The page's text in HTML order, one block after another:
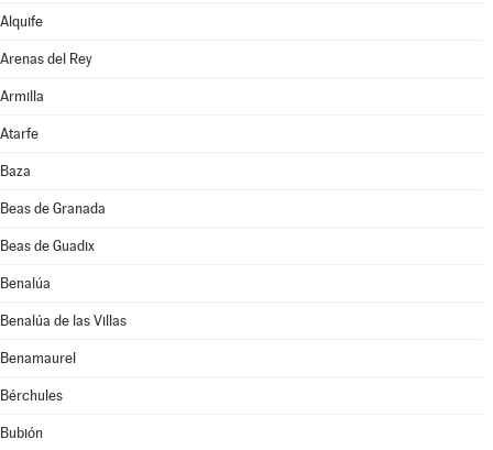
Alquife
Arenas del Rey
Armilla
Atarfe
Baza
Beas de Granada
Beas de Guadix
Benalúa
Benalúa de las Villas
Benamaurel
Bérchules
Bubión